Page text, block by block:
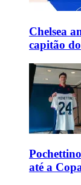
Chelsea
capitão
até a